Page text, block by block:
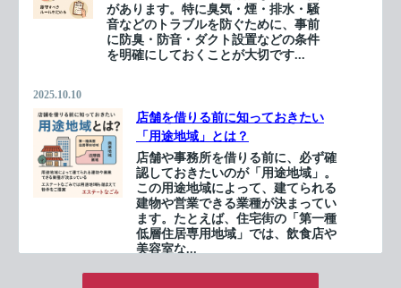
があります。特に臭気・煙・排水・騒
音などのトラブルを防ぐために、事前
に防臭・防音・ダクト設置などの条件
を明確にしておくことが大切です...
2025.10.10
店舗を借りる前に知っておきたい
「用途地域」とは？
店舗や事務所を借りる前に、必ず確
認しておきたいのが「用途地域」。
この用途地域によって、建てられる
建物や営業できる業種が決まってい
ます。たとえば、住宅街の「第一種
低層住居専用地域」では、飲食店や
美容室な...